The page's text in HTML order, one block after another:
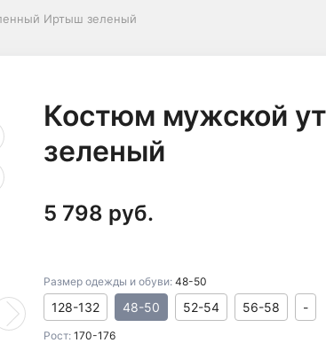
Иртыш зеленый
Next
Костюм мужской
зеленый
5 798 руб.
Размер одежды и обуви: 48-50
128-132 48-50 52-54 56-58 -
Рост: 170-176